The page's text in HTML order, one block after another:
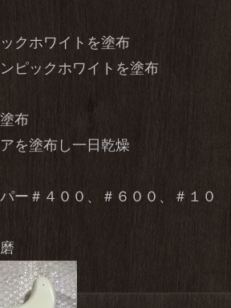
クホワイトを塗布
ピックホワイトを塗布
布
を塗布し一日乾燥
ー＃４００、＃６００、＃１０